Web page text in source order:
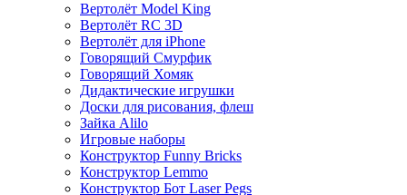
Вертолёт Model King
Вертолёт RC 3D
Вертолёт для iPhone
Говорящий Смурфик
Говорящий Хомяк
Дидактические игрушки
Доски для рисования, флеш
Зайка Alilo
Игровые наборы
Конструктор Funny Bricks
Конструктор Lemmo
Конструктор Бот Laser Pegs